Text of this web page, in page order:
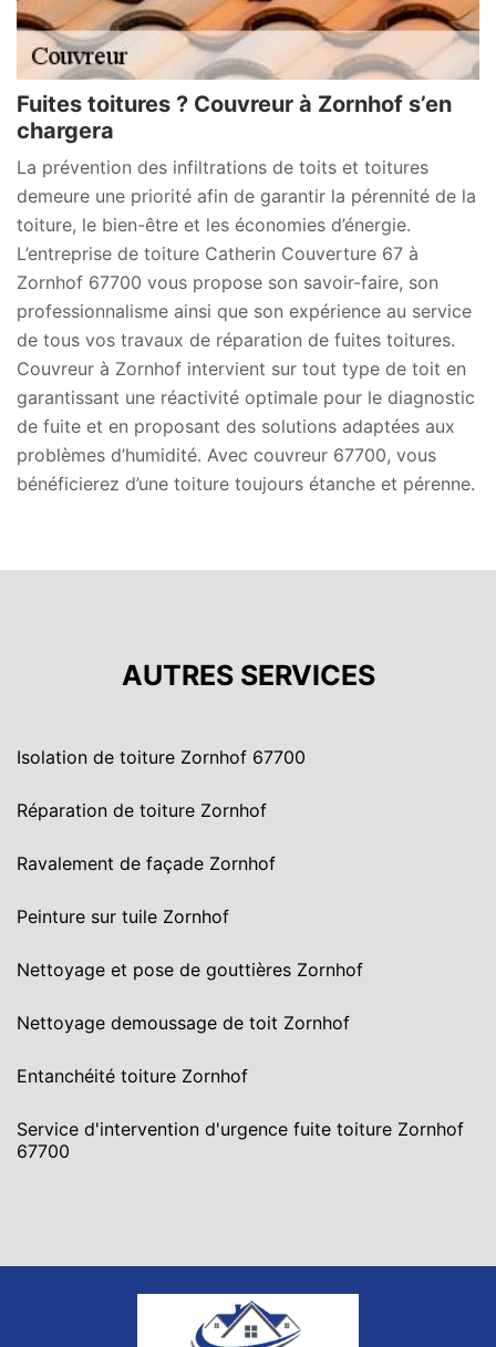
Fuites toitures ? Couvreur à Zornhof s’en
chargera
La prévention des infiltrations de toits et toitures
demeure une priorité afin de garantir la pérennité de la
toiture, le bien-être et les économies d’énergie.
L’entreprise de toiture Catherin Couverture 67 à
Zornhof 67700 vous propose son savoir-faire, son
professionnalisme ainsi que son expérience au service
de tous vos travaux de réparation de fuites toitures.
Couvreur à Zornhof intervient sur tout type de toit en
garantissant une réactivité optimale pour le diagnostic
de fuite et en proposant des solutions adaptées aux
problèmes d’humidité. Avec couvreur 67700, vous
bénéficierez d’une toiture toujours étanche et pérenne.
AUTRES SERVICES
Isolation de toiture Zornhof 67700
Réparation de toiture Zornhof
Ravalement de façade Zornhof
Peinture sur tuile Zornhof
Nettoyage et pose de gouttières Zornhof
Nettoyage demoussage de toit Zornhof
Entanchéité toiture Zornhof
Service d'intervention d'urgence fuite toiture Zornhof
67700